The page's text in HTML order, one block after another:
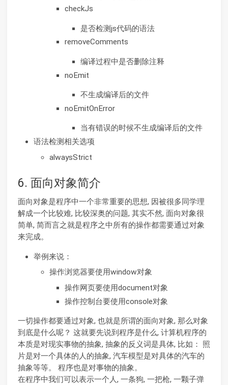
checkJs
是否检测js代码的语法
removeComments
编译过程中是否删除注释
noEmit
不生成编译后的文件
noEmitOnError
当有错误的时候不生成编译后的文件
语法检测相关选项
alwaysStrict
6. 面向对象简介
面向对象是程序中一个非常重要的思想, 因被很多同学理
解成一个比较难, 比较深奥的问题, 其实不然, 面向对象很
简单, 简而言之就是程序之中所有的操作都需要通过对象
来完成。
举例来说：
操作浏览器要使用window对象
操作网页要使用document对象
操作控制台要使用console对象
一切操作都要通过对象, 也就是所谓的面向对象, 那么对象
到底是什么呢？ 这就要先说到程序是什么, 计算机程序的
本质是对现实事物的抽象, 抽象的反义词是具体, 比如： 照
片是对一个具体的人的抽象, 汽车模型是对具体的汽车的
抽象等等。 程序也是对事物的抽象。
在程序中我们可以表示一个人, 一条狗, 一把枪, 一颗子弹